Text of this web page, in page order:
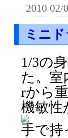
2010 02/
ミニ
1/3の
た。室
rから
機敏性
手で持